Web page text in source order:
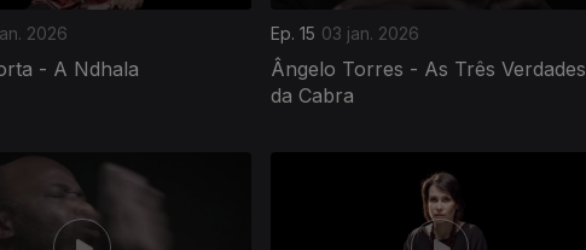
2026
- A Ndhala
Ep. 15 03 jan. 2026
Ângelo Torres - As Três Verdades
da Cabra